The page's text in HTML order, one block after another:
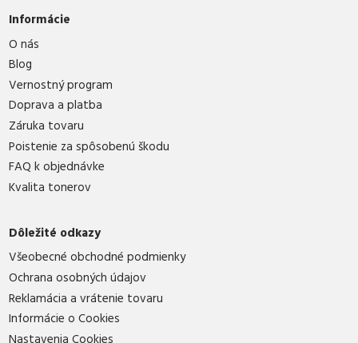
Informácie
O nás
Blog
Vernostný program
Doprava a platba
Záruka tovaru
Poistenie za spôsobenú škodu
FAQ k objednávke
Kvalita tonerov
Dôležité odkazy
Všeobecné obchodné podmienky
Ochrana osobných údajov
Reklamácia a vrátenie tovaru
Informácie o Cookies
Nastavenia Cookies